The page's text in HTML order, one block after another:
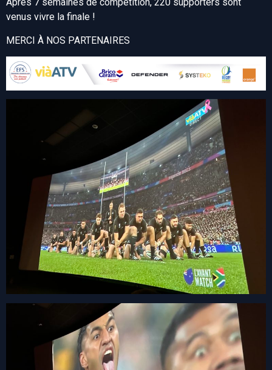
venus vivre la finale !
MERCI À NOS PARTENAIRES